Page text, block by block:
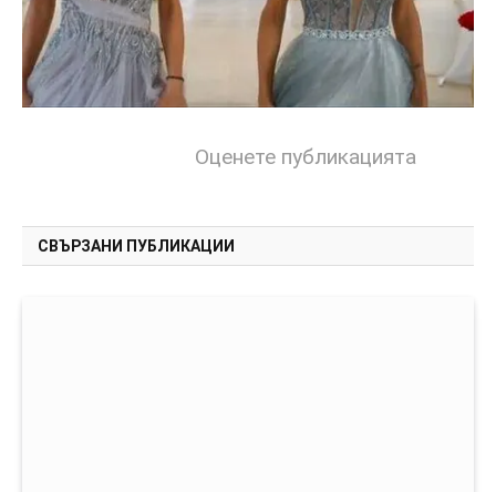
Оценете публикацията
СВЪРЗАНИ ПУБЛИКАЦИИ